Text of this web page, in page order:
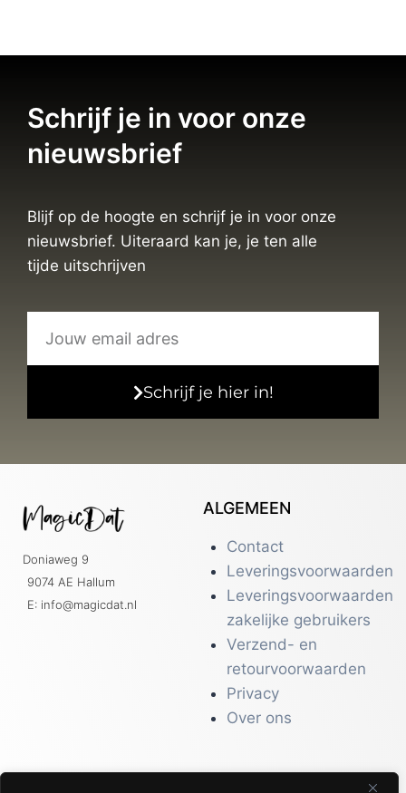
Schrijf je in voor onze
nieuwsbrief
Blijf op de hoogte en schrijf je in voor onze
nieuwsbrief. Uiteraard kan je, je ten alle
tijde uitschrijven
Schrijf je hier in!
Doniaweg 9
9074 AE Hallum
E: info@magicdat.nl
ALGEMEEN
Contact
Leveringsvoorwaarden
Leveringsvoorwaarden
zakelijke gebruikers
Verzend- en
retourvoorwaarden
Privacy
Over ons